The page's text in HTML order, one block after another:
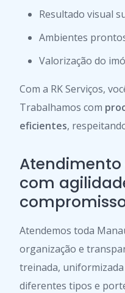
Resultado visual
Ambientes
Valorização do
Com a RK Serviços,
Trabalhamos com
eficientes,
com
Atendemos toda
organização e
treinada,
diferentes tipos e